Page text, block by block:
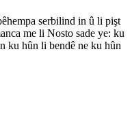
serbilind in û li pişt
me li Nosto sade ye: ku
ku hûn li bendê ne ku hûn